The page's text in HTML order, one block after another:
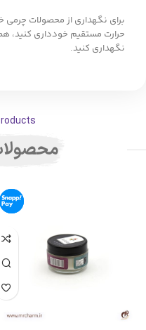
برای نگهداری از محصولات
حرارت مستقیم خودداری کنید،
نگهداری کنید.